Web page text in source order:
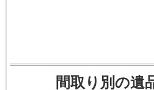
間取り別の遺